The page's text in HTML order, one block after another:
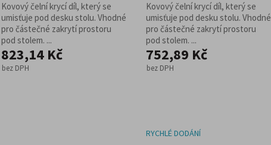
Kovový čelní krycí díl, který se
umisťuje pod desku stolu. Vhodné
pro částečné zakrytí prostoru
pod stolem. ...
823,14 Kč
bez DPH
Kovový čelní krycí díl, který se
umisťuje pod desku stolu. Vhodné
pro částečné zakrytí prostoru
pod stolem. ...
752,89 Kč
bez DPH
RYCHLÉ DODÁNÍ